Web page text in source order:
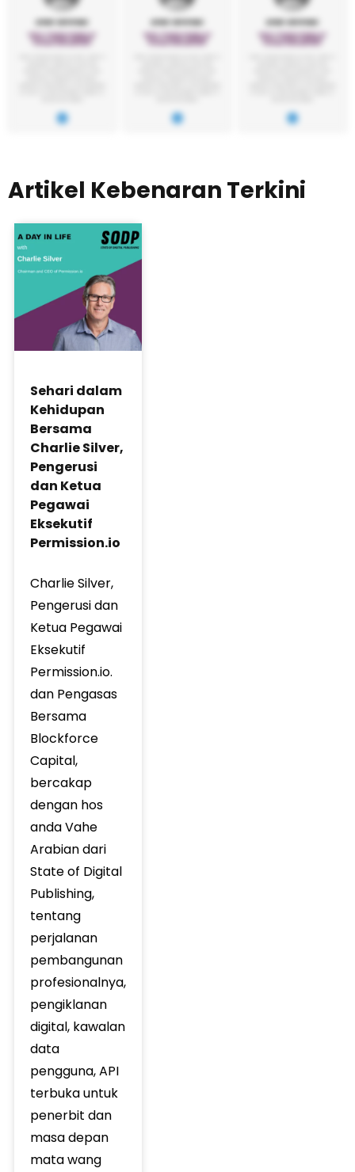
Artikel Kebenaran Terkini
Sehari dalam
Kehidupan
Bersama
Charlie Silver,
Pengerusi
dan Ketua
Pegawai
Eksekutif
Permission.io
Charlie Silver,
Pengerusi dan
Ketua Pegawai
Eksekutif
Permission.io.
dan Pengasas
Bersama
Blockforce
Capital,
bercakap
dengan hos
anda Vahe
Arabian dari
State of Digital
Publishing,
tentang
perjalanan
pembangunan
profesionalnya,
pengiklanan
digital, kawalan
data
pengguna, API
terbuka untuk
penerbit dan
masa depan
mata wang